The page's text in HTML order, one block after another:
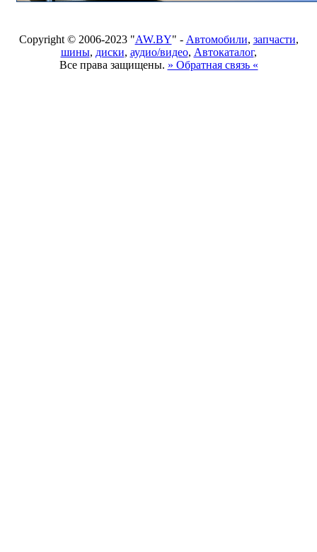
Copyright © 2006-2023 "AW.BY" - Автомобили, запчасти,
шины, диски, аудио/видео, Автокаталог,
Все права защищены. » Обратная связь «